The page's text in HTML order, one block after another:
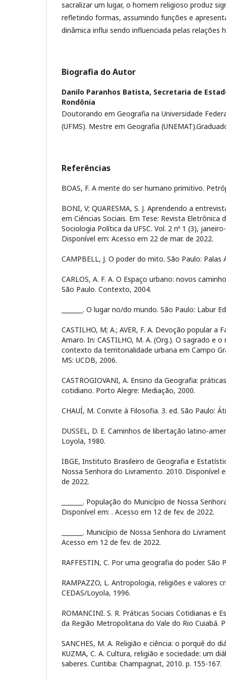
sacralizar um lugar, o homem religioso produz
refletindo formas, assumindo funções e
dinâmica influi sendo influenciada pelas relações
Biografia do Autor
Danilo Paranhos Batista, Secretaria de
Rondônia
Doutorando em Geografia na Universidade
(UFMS). Mestre em Geografia
Referências
BOAS, F. A mente do ser humano primitivo.
BONI, V; QUARESMA, S. J. Aprendendo a
em Ciências Sociais. Em Tese: Revista Eletrônica
Sociologia Política da UFSC. Vol. 2 nº 1 (3),
Disponível em: Acesso em 22 de mar. de 2022.
CAMPBELL, J. O poder do mito. São Paulo: Palas
CARLOS, A. F. A. O Espaço urbano: novos
São Paulo. Contexto, 2004.
_______. O lugar no/do mundo. São Paulo: Labur
CASTILHO, M; A.; AVER, F. A. Devoção popular
Amaro. In: CASTILHO, M. A. (Org.). O sagrado e
contexto da territorialidade urbana em Campo
MS: UCDB, 2006.
CASTROGIOVANI, A. Ensino da Geografia:
cotidiano. Porto Alegre: Mediação, 2000.
CHAUÍ, M. Convite à Filosofia. 3. ed. São Paulo:
DUSSEL, D. E. Caminhos de libertação latino-
Loyola, 1980.
IBGE, Instituto Brasileiro de Geografia e
Nossa Senhora do Livramento. 2010. Disponível
de 2022.
_______. População do Município de Nossa
Disponível em: . Acesso em 12 de fev. de 2022.
_______. Município de Nossa Senhora do
Acesso em 12 de fev. de 2022.
RAFFESTIN, C. Por uma geografia do poder. São
RAMPAZZO, L. Antropologia, religiões e valores
CEDAS/Loyola, 1996.
ROMANCINI. S. R. Práticas Sociais Cotidianas e
da Região Metropolitana do Vale do Rio Cuiabá.
SANCHES, M. A. Religião e ciência: o porquê do
KUZMA, C. A. Cultura, religião e sociedade: um
saberes. Curitiba: Champagnat, 2010. p. 155-167.